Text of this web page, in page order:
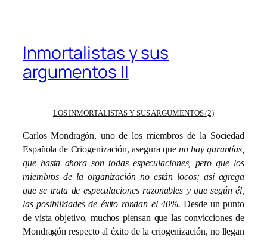
Inmortalistas y sus
argumentos II
LOS INMORTALISTAS Y SUS ARGUMENTOS (2)
Carlos Mondragón, uno de los miembros de la Sociedad
Española de Criogenización, asegura que no hay garantías,
que hasta ahora son todas especulaciones, pero que los
miembros de la organización no están locos; así agrega
que se trata de especulaciones razonables y que según él,
las posibilidades de éxito rondan el 40%. Desde un punto
de vista objetivo, muchos piensan que las convicciones de
Mondragón respecto al éxito de la criogenización, no llegan